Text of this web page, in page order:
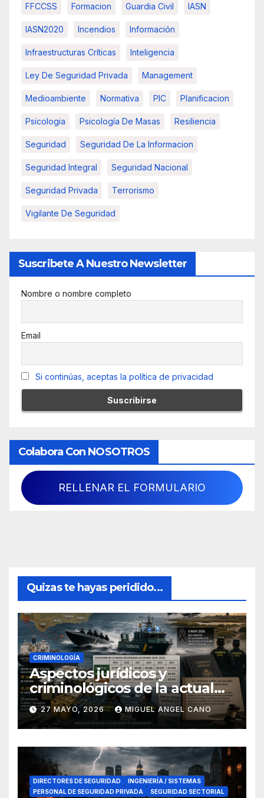
FFCCSS Formacion Guardia Civil IASN
IASN2020 Incendios Información
Infraestructuras Críticas Inteligencia
Ley De Seguridad Privada Management
Medioambiente Normativa PIC Planificacion
Psicologia Psicología De Masas Resiliencia
Seguridad Seguridad De La Informacion
Seguridad Integral Seguridad Nacional
Seguridad Privada Terrorismo
Vigilante De Seguridad
Suscribete A Nuestro Newsletter
Nombre o nombre completo
Email
Si continúas, aceptas la política de privacidad
Colabora Con NOSOTROS
RELLENAR EL FORMULARIO
Quizas te hayas peridido...
CRIMINOLOGÍA
Aspectos jurídicos y
criminológicos de la actual
lucha contra el narcotráfico
en el sur de España
27 MAYO, 2026 MIGUEL ANGEL CANO
DIRECTORES DE SEGURIDAD
INGENIERÍA / SISTEMAS
PERSONAL DE SEGURIDAD PRIVADA
SEGURIDAD SECTORIAL